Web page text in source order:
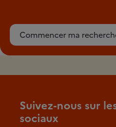
Commencer ma
Suivez-nous sur
sociaux